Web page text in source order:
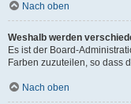
Nach oben
Weshalb werden
Es ist der Board-
Farben zuzuteilen, so dass
Nach oben